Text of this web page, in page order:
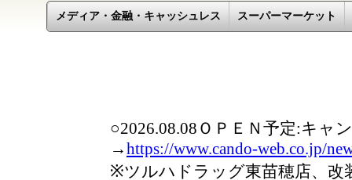
メディア・金融・キャッシュレス スーパーマーケット